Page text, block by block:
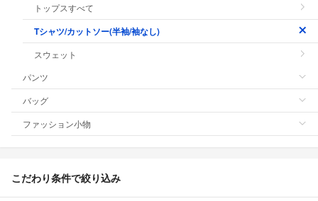
トップスすべて
Tシャツ/カットソー(半袖/袖なし)
スウェット
パンツ
バッグ
ファッション小物
こだわり条件で絞り込み